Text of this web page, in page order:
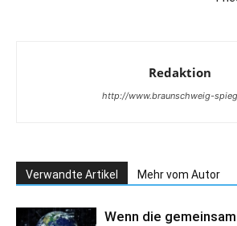
Redaktion
http://www.braunschweig-
Verwandte Artikel Mehr vom Autor
Wenn die